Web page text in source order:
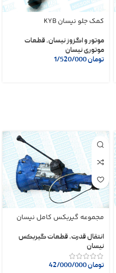
کمک جلو نیسان KYB
موتور و اگزوز نیسان, قطعات
موتوری نیسان
تومان
مجموعه گیربکس کامل نیسان
انتقال قدرت, قطعات گیربکس
نیسان
تومان